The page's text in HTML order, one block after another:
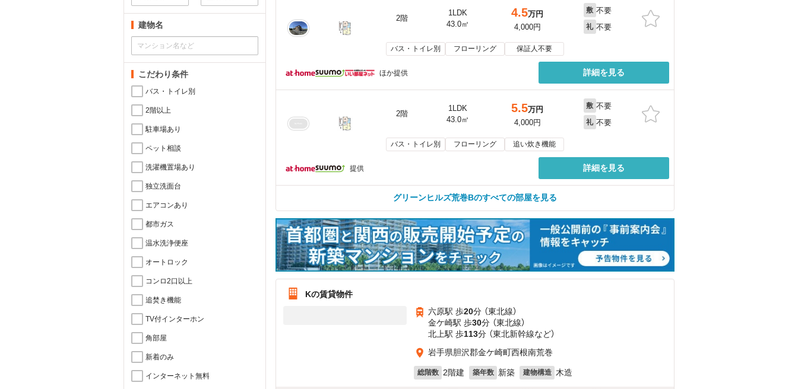
建物名
こだわり条件
バス・トイレ別
2階以上
駐車場あり
ペット相談
洗濯機置場あり
独立洗面台
エアコンあり
都市ガス
温水洗浄便座
オートロック
コンロ2口以上
追焚き機能
TV付インターホン
角部屋
新着のみ
インターネット無料
2階
1LDK
43.0㎡
4.5万円
4,000円
敷 不要
礼 不要
バス・トイレ別 フローリング 保証人不要
ほか提供 詳細を見る
2階
1LDK
43.0㎡
5.5万円
4,000円
敷 不要
礼 不要
バス・トイレ別 フローリング 追い炊き機能
提供 詳細を見る
グリーンヒルズ荒巻Bのすべての部屋を見る
Kの賃貸物件
六原駅 歩20分 （東北線）
金ケ崎駅 歩30分 （東北線）
北上駅 歩113分 （東北新幹線など）
岩手県胆沢郡金ケ崎町西根南荒巻
総階数 2階建 築年数 新築 建物構造 木造